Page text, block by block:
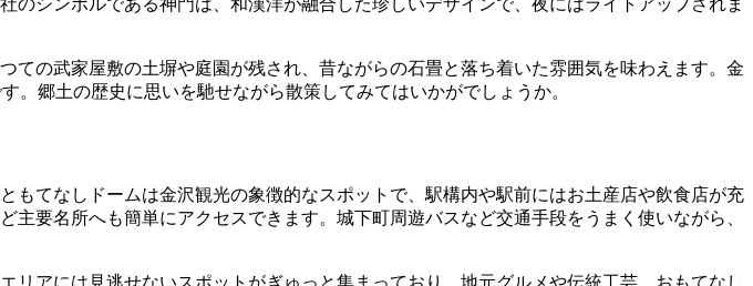
シンボルである神門は、和漢洋が融合した珍しいデザインで、夜にはライトアップされま
の武家屋敷の土塀や庭園が残され、昔ながらの石畳と落ち着いた雰囲気を味わえます。金
郷土の歴史に思いを馳せながら散策してみてはいかがでしょうか。
てなしドームは金沢観光の象徴的なスポットで、駅構内や駅前にはお土産店や飲食店が充
要名所へも簡単にアクセスできます。城下町周遊バスなど交通手段をうまく使いながら、